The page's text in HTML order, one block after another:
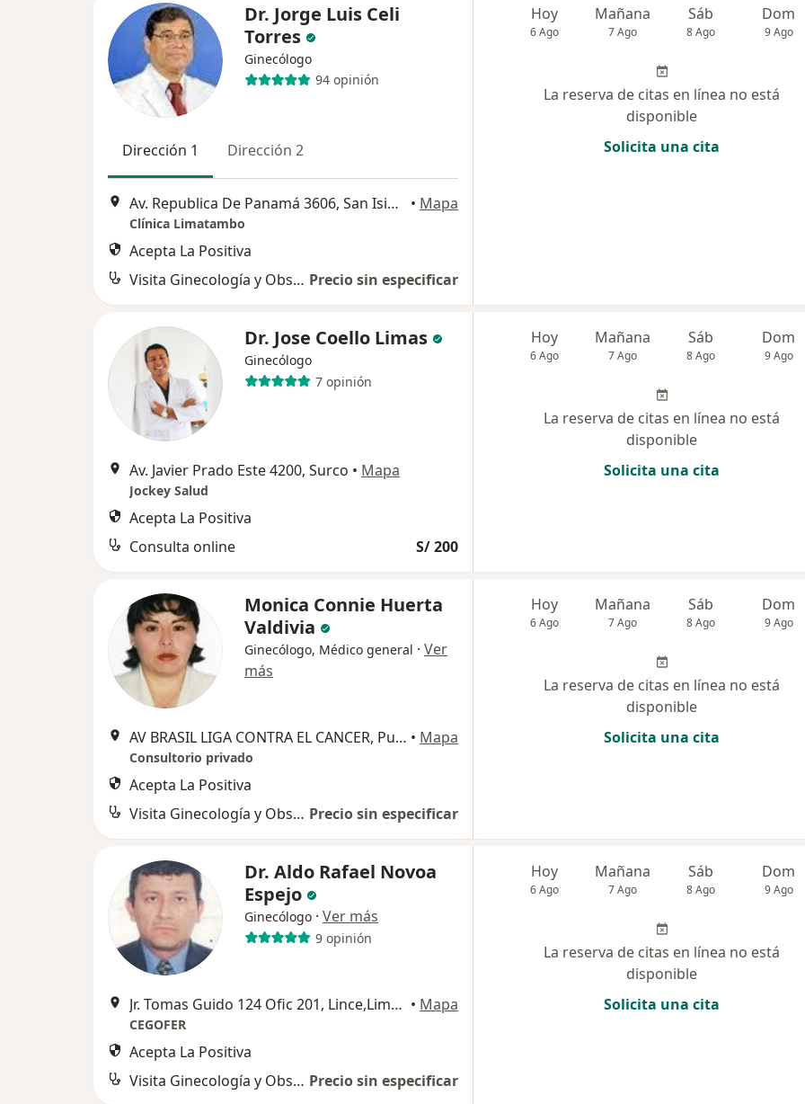
Dr. Jorge Luis Celi
Torres
Ginecólogo
94 opinión
Dirección 1 Dirección 2
Av. Republica De Panamá 3606, San Isidro • Mapa
Clínica Limatambo
Acepta La Positiva
Visita Ginecología y Obstetricia Precio sin especificar
Hoy
6 Ago
Mañana
7 Ago
Sáb
8 Ago
Dom
9 Ago
La reserva de citas en línea no está
disponible
Solicita una cita
Dr. Jose Coello Limas
Ginecólogo
7 opinión
Av. Javier Prado Este 4200, Surco • Mapa
Jockey Salud
Acepta La Positiva
Consulta online
S/ 200
Hoy
6 Ago
Mañana
7 Ago
Sáb
8 Ago
Dom
9 Ago
La reserva de citas en línea no está
disponible
Solicita una cita
Monica Connie Huerta
Valdivia
Ginecólogo, Médico general · Ver
más
AV BRASIL LIGA CONTRA EL CANCER, Pueblo Libre • Mapa
Consultorio privado
Acepta La Positiva
Visita Ginecología y Obstetricia Precio sin especificar
Hoy
6 Ago
Mañana
7 Ago
Sáb
8 Ago
Dom
9 Ago
La reserva de citas en línea no está
disponible
Solicita una cita
Dr. Aldo Rafael Novoa
Espejo
Ginecólogo · Ver más
9 opinión
Jr. Tomas Guido 124 Ofic 201, Lince,Lima , Peru, Lince • Mapa
CEGOFER
Acepta La Positiva
Visita Ginecología y Obstetricia Precio sin especificar
Hoy
6 Ago
Mañana
7 Ago
Sáb
8 Ago
Dom
9 Ago
La reserva de citas en línea no está
disponible
Solicita una cita